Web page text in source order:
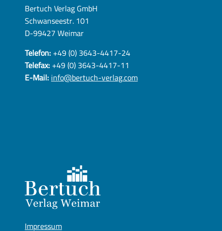
Bertuch Verlag GmbH
Schwanseestr. 101
D-99427 Weimar
Telefon:+49 (0) 3643-4417-24
Telefax:+49 (0) 3643-4417-11
E-Mail:info@bertuch-verlag.com
Impressum